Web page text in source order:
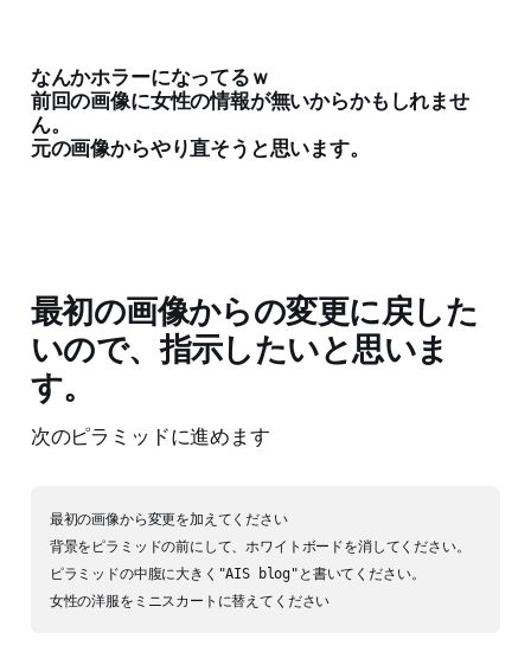
なんかホラーになってるｗ
前回の画像に女性の情報が無いからかもしれませ
ん。
元の画像からやり直そうと思います。
最初の画像からの変更に戻した
いので、指示したいと思いま
す。
次のピラミッドに進めます
最初の画像から変更を加えてください
背景をピラミッドの前にして、ホワイトボードを消してください。
ピラミッドの中腹に大きく"AIS blog"と書いてください。